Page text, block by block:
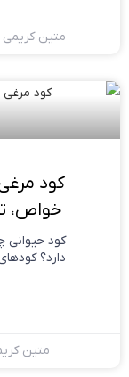
متین کریمی
کود
خواص،
کود
دارد؟
متین